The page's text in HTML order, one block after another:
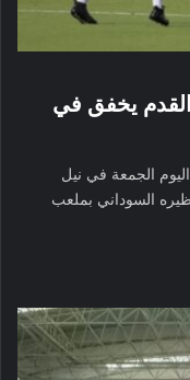
القدم يخفق في
الجمعة في نيل
نظيره السوداني بملعب